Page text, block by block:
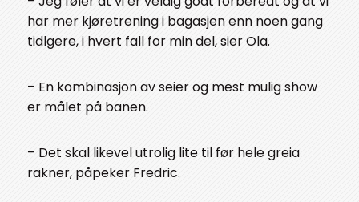
har mer kjøretrening i bagasjen enn noen gang
tidlgere, i hvert fall for min del, sier Ola.
– En kombinasjon av seier og mest mulig show
er målet på banen.
– Det skal likevel utrolig lite til før hele greia
rakner, påpeker Fredric.